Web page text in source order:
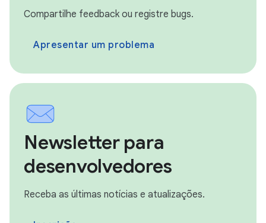
Compartilhe feedback ou registre bugs.
Apresentar um problema
Newsletter para
desenvolvedores
Receba as últimas notícias e atualizações.